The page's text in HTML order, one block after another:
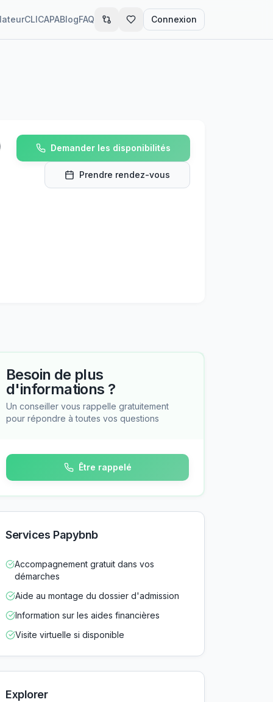
CLICAPABlogFAQ Connexion
Demander les disponibilités
Prendre rendez-vous
Besoin de plus
d'informations ?
Un conseiller vous rappelle gratuitement
pour répondre à toutes vos questions
Être rappelé
Services Papybnb
Accompagnement gratuit dans vos
démarches
Aide au montage du dossier d'admission
Information sur les aides financières
Visite virtuelle si disponible
Explorer